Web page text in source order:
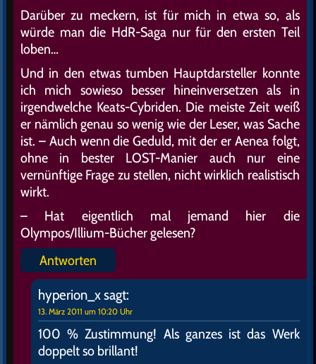
Darüber zu meckern, ist für mich in etwa so, als
würde man die HdR-Saga nur für den ersten Teil
loben…
Und in den etwas tumben Hauptdarsteller konnte
ich mich sowieso besser hineinversetzen als in
irgendwelche Keats-Cybriden. Die meiste Zeit weiß
er nämlich genau so wenig wie der Leser, was Sache
ist. – Auch wenn die Geduld, mit der er Aenea folgt,
ohne in bester LOST-Manier auch nur eine
vernünftige Frage zu stellen, nicht wirklich realistisch
wirkt.
– Hat eigentlich mal jemand hier die
Olympos/Illium-Bücher gelesen?
Antworten
hyperion_xsagt:
13. März 2011 um 10:20 Uhr
100 % Zustimmung! Als ganzes ist das Werk
doppelt so brillant!